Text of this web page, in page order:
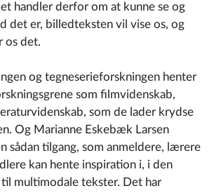
handler derfor om at kunne se og
det er, billedteksten vil vise os, og
os det.
og tegneserieforskningen henter
som filmvidenskab,
som de lader krydse
Og Marianne Eskebæk Larsen
sådan tilgang, som anmeldere, lærere
kan hente inspiration i, i den
multimodale tekster. Det har